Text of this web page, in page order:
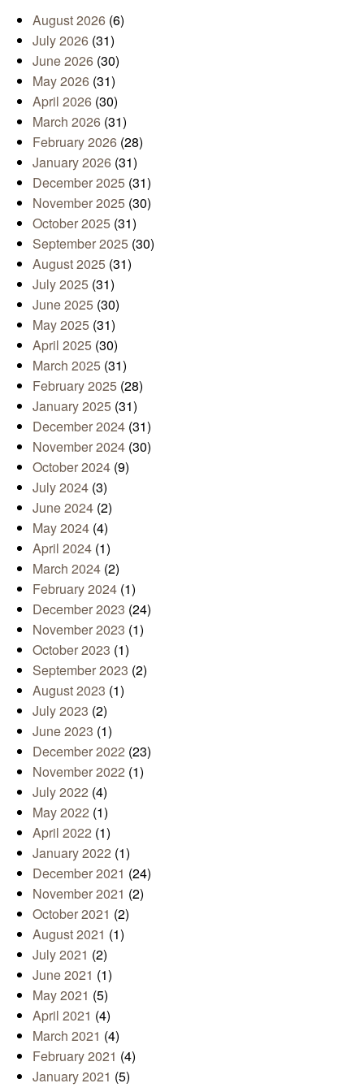
August 2026 (6)
July 2026 (31)
June 2026 (30)
May 2026 (31)
April 2026 (30)
March 2026 (31)
February 2026 (28)
January 2026 (31)
December 2025 (31)
November 2025 (30)
October 2025 (31)
September 2025 (30)
August 2025 (31)
July 2025 (31)
June 2025 (30)
May 2025 (31)
April 2025 (30)
March 2025 (31)
February 2025 (28)
January 2025 (31)
December 2024 (31)
November 2024 (30)
October 2024 (9)
July 2024 (3)
June 2024 (2)
May 2024 (4)
April 2024 (1)
March 2024 (2)
February 2024 (1)
December 2023 (24)
November 2023 (1)
October 2023 (1)
September 2023 (2)
August 2023 (1)
July 2023 (2)
June 2023 (1)
December 2022 (23)
November 2022 (1)
July 2022 (4)
May 2022 (1)
April 2022 (1)
January 2022 (1)
December 2021 (24)
November 2021 (2)
October 2021 (2)
August 2021 (1)
July 2021 (2)
June 2021 (1)
May 2021 (5)
April 2021 (4)
March 2021 (4)
February 2021 (4)
January 2021 (5)